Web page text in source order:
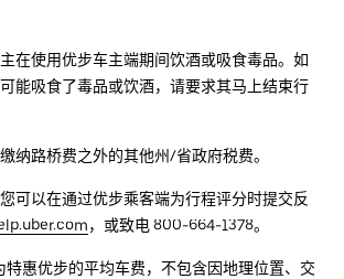
在使用优步车主端期间饮酒或吸食毒品。如
能吸食了毒品或饮酒，请要求其马上结束行
纳路桥费之外的其他州/省政府税费。
可以在通过优步乘客端为行程评分时提交反
，或致电 800-664-1378。
特惠优步的平均车费，不包含因地理位置、交